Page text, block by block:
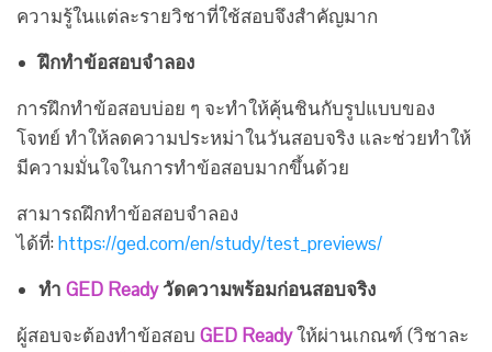
ความรู้ในแต่ละรายวิชาที่ใช้สอบจึงสำคัญมาก
ฝึกทำข้อสอบจำลอง
การฝึกทำข้อสอบบ่อย ๆ จะทำให้คุ้นชินกับรูปแบบของ
โจทย์ ทำให้ลดความประหม่าในวันสอบจริง และช่วยทำให้
มีความมั่นใจในการทำข้อสอบมากขึ้นด้วย
สามารถฝึกทำข้อสอบจำลอง
ได้ที่:https://ged.com/en/study/test_previews/
ทำ GED Readyวัดความพร้อมก่อนสอบจริง
ผู้สอบจะต้องทำข้อสอบ GED Readyให้ผ่านเกณฑ์ (วิชาละ